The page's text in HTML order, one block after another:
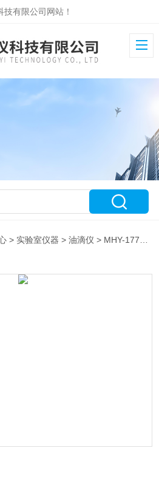
有限公司网站！
> 实验室仪器 >油滴仪 > MHY-17707智能型电热恒温鼓风干燥箱